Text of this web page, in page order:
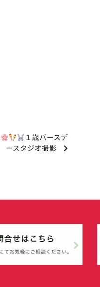
１歳バースデ
ースタジオ撮影